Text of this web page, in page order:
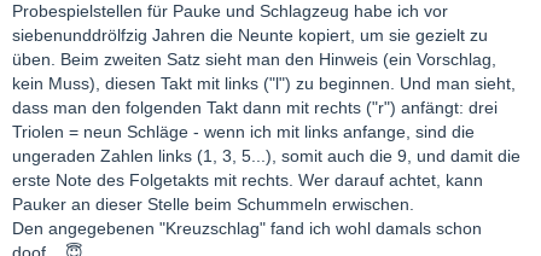
Probespielstellen für Pauke und Schlagzeug habe ich vor
siebenunddrölfzig Jahren die Neunte kopiert, um sie gezielt zu
üben. Beim zweiten Satz sieht man den Hinweis (ein Vorschlag,
kein Muss), diesen Takt mit links ("l") zu beginnen. Und man sieht,
dass man den folgenden Takt dann mit rechts ("r") anfängt: drei
Triolen = neun Schläge - wenn ich mit links anfange, sind die
ungeraden Zahlen links (1, 3, 5...), somit auch die 9, und damit die
erste Note des Folgetakts mit rechts. Wer darauf achtet, kann
Pauker an dieser Stelle beim Schummeln erwischen.
Den angegebenen "Kreuzschlag" fand ich wohl damals schon